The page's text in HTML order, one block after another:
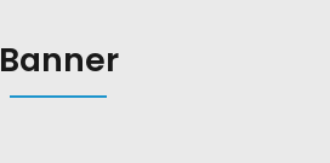
Banner